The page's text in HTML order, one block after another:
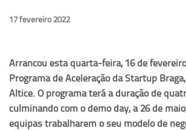
17 fevereiro 2022
Arrancou esta quarta-feira, 16 de
Programa de Aceleração da Startup Braga,
Altice. O programa terá a duração de
culminando com o demo day, a 26 de
equipas trabalharem o seu modelo de